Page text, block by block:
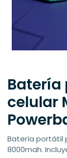
celular
Batería portátil
8000mah.